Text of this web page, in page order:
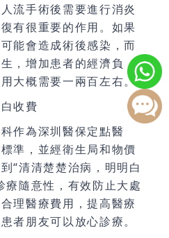
流手術後需要進行消炎
有很重要的作用。如果
能會造成術後感染，而
，增加患者的經濟負
大概需要一兩百左右。
收費
作為深圳醫保定點醫
準，並經衛生局和物價
“清清楚楚治病，明明白
療隨意性，有效防止大處
理醫療費用，提高醫療
者朋友可以放心診療。